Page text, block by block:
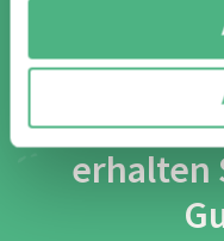
Melden
erhalten